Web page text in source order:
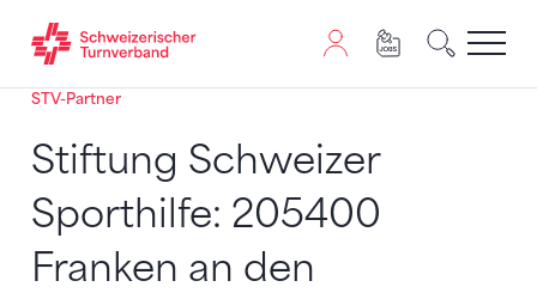
Zum Inhalt springen
Zur Sitemap navigieren
Zum Navigieren dieser Seite wird JavaScript benötigt.
STV-Partner
Stiftung Schweizer
Sporthilfe: 205400
Franken an den